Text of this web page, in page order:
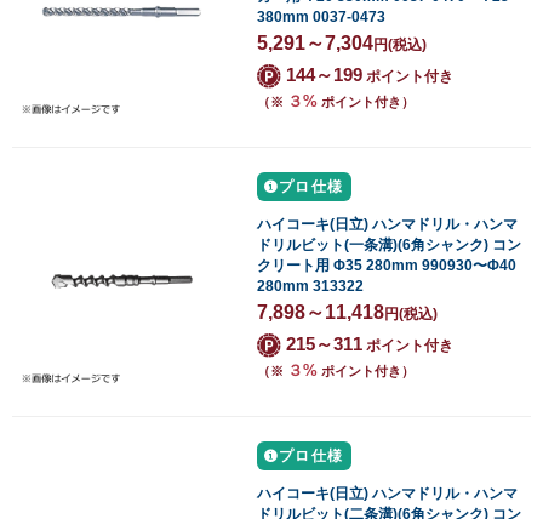
380mm 0037-0473
5,291～7,304円(税込)
144～199 ポイント付き
（※ ３% ポイント付き）
プロ仕様
ハイコーキ(日立) ハンマドリル・ハンマ
ドリルビット(一条溝)(6角シャンク) コン
クリート用 Φ35 280mm 990930〜Φ40
280mm 313322
7,898～11,418円(税込)
215～311 ポイント付き
（※ ３% ポイント付き）
プロ仕様
ハイコーキ(日立) ハンマドリル・ハンマ
ドリルビット(二条溝)(6角シャンク) コン